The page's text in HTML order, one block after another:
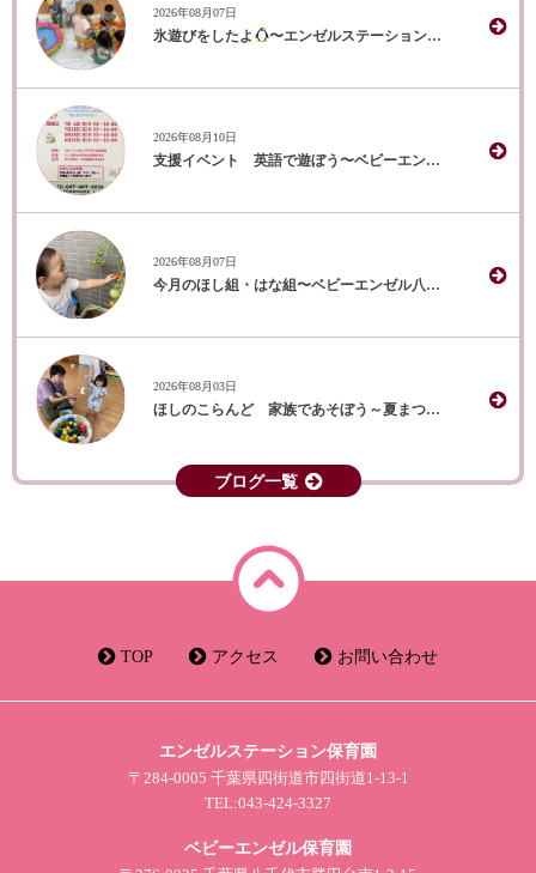
2026年08月07日
氷遊びをしたよ 〜エンゼルステーション保育園 はな組〜
2026年08月10日
支援イベント 英語で遊ぼう〜ベビーエンゼル八千代中央保育園
2026年08月07日
今月のほし組・はな組〜ベビーエンゼル八千代中央保育園〜
2026年08月03日
ほしのこらんど 家族であそぼう～夏まつり～
ブログ一覧
TOP アクセス お問い合わせ
エンゼルステーション保育園
〒284-0005 千葉県四街道市四街道1-13-1
TEL:043-424-3327
ベビーエンゼル保育園